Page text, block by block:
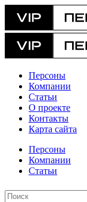
Персоны
Компании
Статьи
О проекте
Контакты
Карта сайта
Персоны
Компании
Статьи